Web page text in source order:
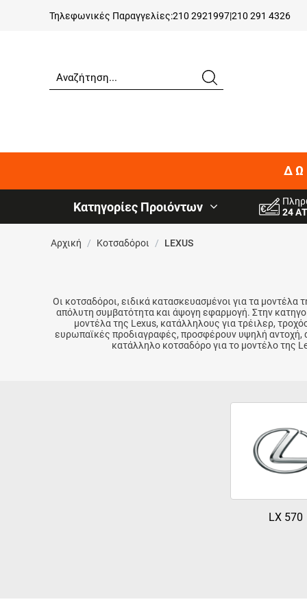
Τηλεφωνικές Παραγγελίες:210 2921997|210 291 4326
Κατηγορίες Προιόντων
24
Αρχική / Κοτσαδόροι / LEXUS
Οι κοτσαδόροι, ειδικά κατασκευασμένοι για τα μοντέλα
απόλυτη συμβατότητα και άψογη εφαρμογή. Στην
μοντέλα της Lexus, κατάλληλους για τρέιλερ,
ευρωπαϊκές προδιαγραφές, προσφέρουν υψηλή αντοχή,
κατάλληλο κοτσαδόρο για το μοντέλο της
LX 570